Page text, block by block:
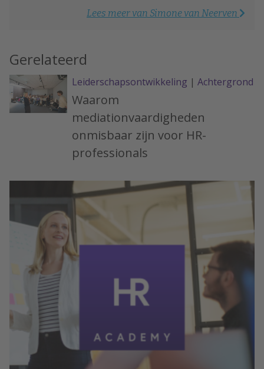
Lees meer van Simone van Neerven
Gerelateerd
Leiderschapsontwikkeling | Achtergrond
Waarom
mediationvaardigheden
onmisbaar zijn voor HR-
professionals